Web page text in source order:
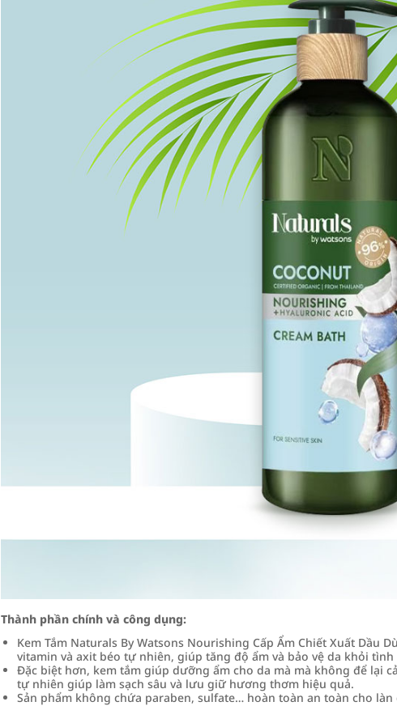
Thành phần chính và công dụng:
Kem Tắm Naturals By Watsons Nourishing Cấp Ẩm Chiết Xuất Dầu
vitamin và axit béo tự nhiên, giúp tăng độ ẩm và bảo vệ da khỏi
Đặc biệt hơn, kem tắm giúp dưỡng ẩm cho da mà mà không để lại
tự nhiên giúp làm sạch sâu và lưu giữ hương thơm hiệu quả.
Sản phẩm không chứa paraben, sulfate… hoàn toàn an toàn cho làn